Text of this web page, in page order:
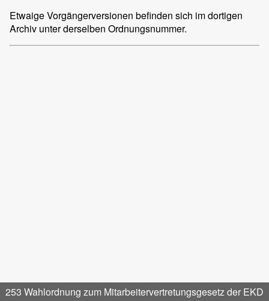
253 Wahlordnung zum Mitarbeitervertretungsgesetz der EKD
Etwaige Vorgängerversionen befinden sich im dortigen
Archiv unter derselben Ordnungsnummer.